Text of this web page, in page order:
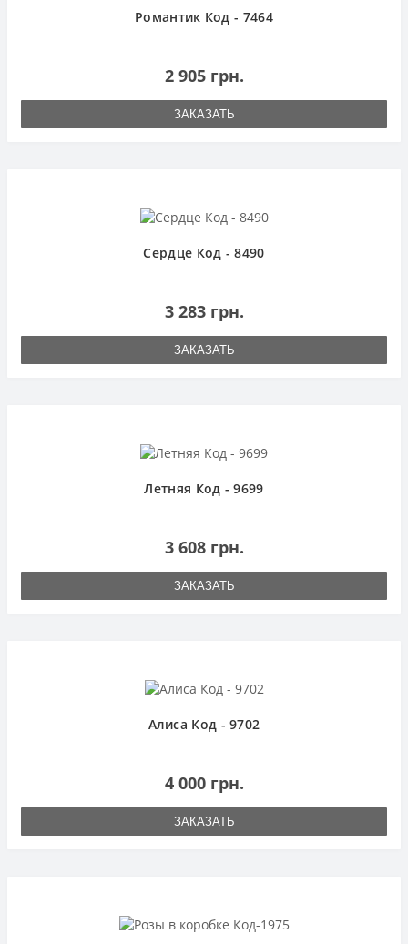
Романтик Код - 7464
2 905 грн.
ЗАКАЗАТЬ
Сердце Код - 8490
3 283 грн.
ЗАКАЗАТЬ
Летняя Код - 9699
3 608 грн.
ЗАКАЗАТЬ
Алиса Код - 9702
4 000 грн.
ЗАКАЗАТЬ